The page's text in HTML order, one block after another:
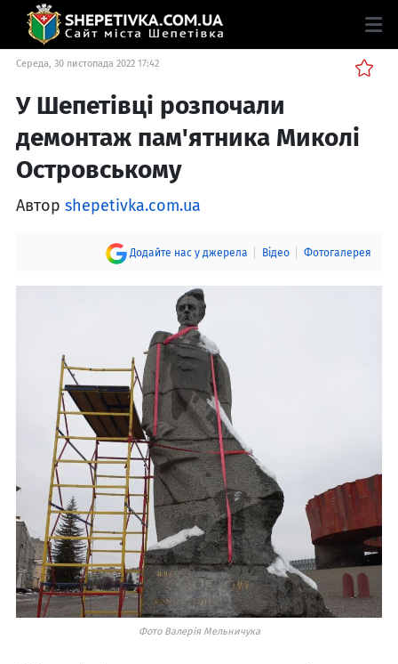
Середа, 30 листопада 2022 17:42
У Шепетівці розпочали
демонтаж пам'ятника Миколі
Островському
Автор shepetivka.com.ua
Додайте нас у джерела Відео Фотогалерея
Фото Валерія Мельничука